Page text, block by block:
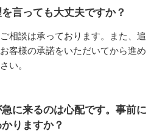
言っても大丈夫ですか？
相談は承っております。また、追
客様の承諾をいただいてから進め
い。
に来るのは心配です。事前に
りますか？